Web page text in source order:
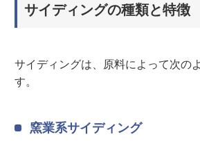
サイディングの種類と特徴
サイディングは、原料によって次の
す。
窯業系サイディング